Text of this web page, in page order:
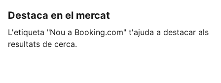
Destaca en el mercat
L'etiqueta "Nou a Booking.com" t'ajuda a destacar als
resultats de cerca.